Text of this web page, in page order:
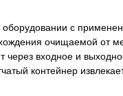
с
очищаемой от
входное и
контейнер